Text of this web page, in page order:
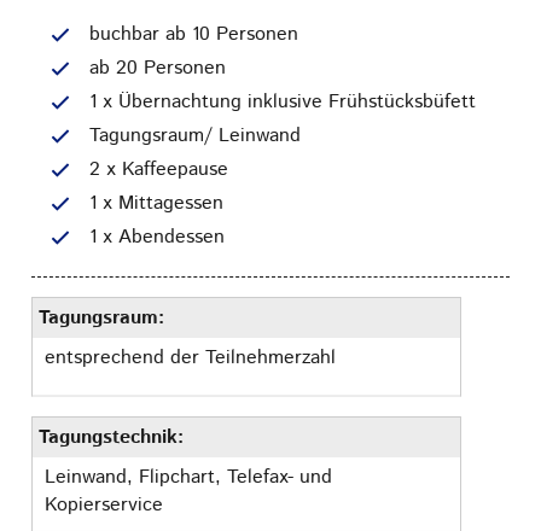
buchbar ab 10 Personen
ab 20 Personen
1 x Übernachtung inklusive Frühstücksbüfett
Tagungsraum/ Leinwand
2 x Kaffeepause
1 x Mittagessen
1 x Abendessen
Tagungsraum:
entsprechend der Teilnehmerzahl
Tagungstechnik:
Leinwand, Flipchart, Telefax- und
Kopierservice